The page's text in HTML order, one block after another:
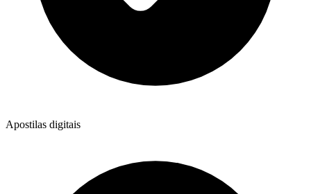
Apostilas digitais